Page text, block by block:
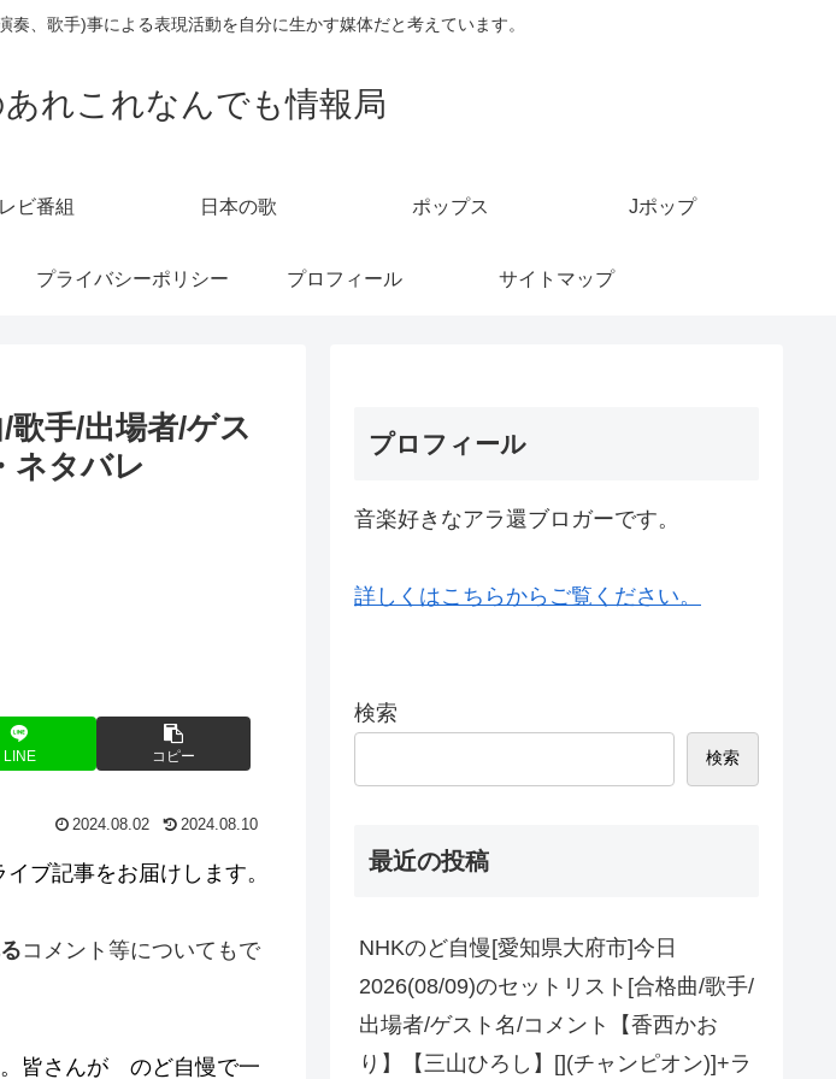
、歌手)事による表現活動を自分に生かす媒体だと考えています。
れこれなんでも情報局
ビ番組 日本の歌 ポップス Jポップ
プライバシーポリシー プロフィール サイトマップ
歌手/出場者/ゲス
ネタバレ
LINE コピー
2024.08.02 2024.08.10
ブ記事をお届けします。
コメント等についてもで
皆さんが のど自慢で一
プロフィール
音楽好きなアラ還ブロガーです。
詳しくはこちらからご覧ください。
検索
検索
最近の投稿
NHKのど自慢[愛知県大府市]今日
2026(08/09)のセットリスト[合格曲/歌手/
出場者/ゲスト名/コメント【香西かお
り】【三山ひろし】[](チャンピオン)]+ラ